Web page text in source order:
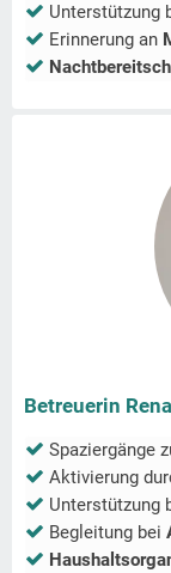
Unterstützung
Erinnerung an
Betreuerin
Spaziergänge
Aktivierung
Unterstützung
Begleitung bei